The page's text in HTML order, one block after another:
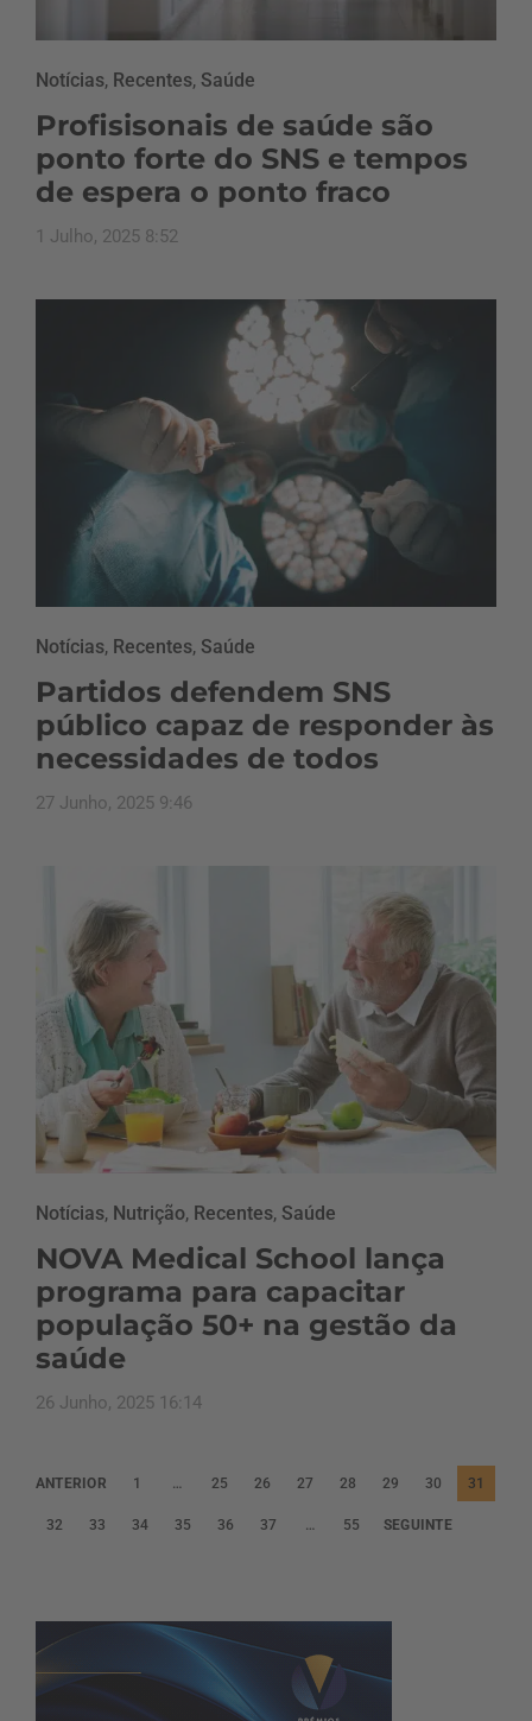
Notícias, Recentes, Saúde
Profisisonais de saúde são
ponto forte do SNS e tempos
de espera o ponto fraco
1 Julho, 2025 8:52
Notícias, Recentes, Saúde
Partidos defendem SNS
público capaz de responder às
necessidades de todos
27 Junho, 2025 9:46
Notícias, Nutrição, Recentes, Saúde
NOVA Medical School lança
programa para capacitar
população 50+ na gestão da
saúde
26 Junho, 2025 16:14
P
a
n
a
ç
ANTERIOR 1 … 25 26 27 28 29 30 31
32 33 34 35 36 37 … 55 SEGUINTE